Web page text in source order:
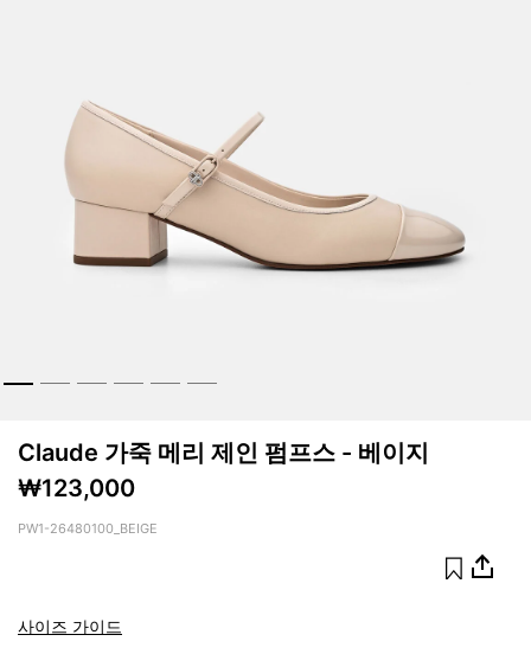
Claude 가죽 메리 제인 펌프스 - 베이지
₩123,000
PW1-26480100_BEIGE
사이즈 가이드